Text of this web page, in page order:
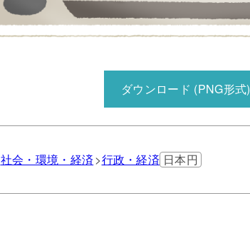
ダウンロード (PNG形式)
社会・環境・経済 行政・経済 日本円